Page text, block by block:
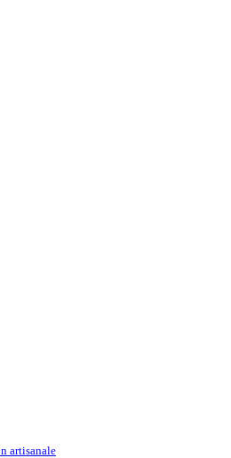
artisanale